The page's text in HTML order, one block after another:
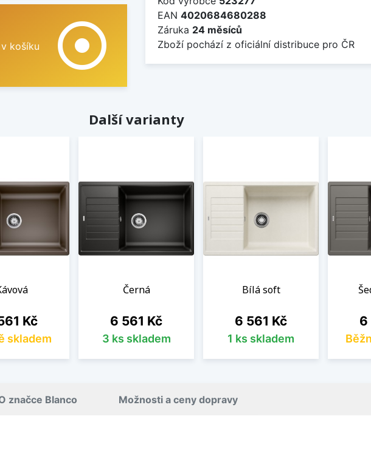
košíku
adjust
EAN 4020684680288
Záruka 24 měsíců
Zboží pochází z oficiální distribuce pro ČR
Další varianty
Kč
skladem
Černá
Cena
6 561 Kč
3 ks skladem
Bílá soft
Cena
6 561 Kč
1 ks skladem
6
značce Blanco Možnosti a ceny dopravy